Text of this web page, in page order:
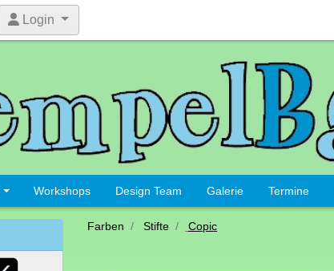
Login
Workshops Design Team Galerie Termine
Farben Stifte Copic